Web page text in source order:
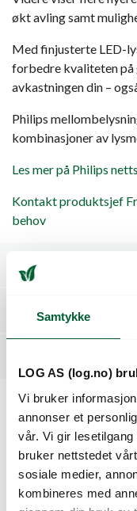
Samtykke
LOG AS (log.no)
Vi bruker
annonser et
vår. Vi gir
bruker nettstedet
sosiale medier,
kombineres med
økt avling samt
Med finjusterte LED-
forbedre kvaliteten på
avkastningen din –
Philips
kombinasjoner av
Les mer på Philips
Kontakt produktsjef
behov
Spesifikasjoner
Dokumenter /
Kunder så